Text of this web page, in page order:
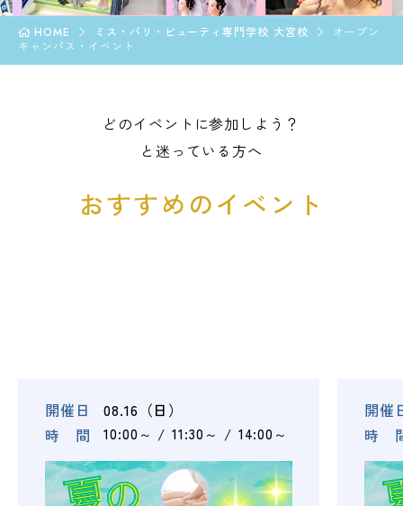
企業の方
卒業生の方
入学案内
学園生活
高校3年生の方
HOME ミス・パリ・ビューティ専門学校 大宮校
オープン
キャンパス・イベント
どのイベントに参加しよう？
と迷っている方へ
おすすめのイベント
開催日
08.16（日）
時 間
10:00～ 11:30～ 14:00～
開催
時